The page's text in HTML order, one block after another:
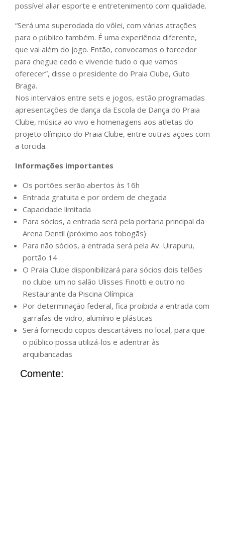
possível aliar esporte e entretenimento com qualidade.
“Será uma superodada do vôlei, com várias atrações
para o público também. É uma experiência diferente,
que vai além do jogo. Então, convocamos o torcedor
para chegue cedo e vivencie tudo o que vamos
oferecer”, disse o presidente do Praia Clube, Guto
Braga.
Nos intervalos entre sets e jogos, estão programadas
apresentações de dança da Escola de Dança do Praia
Clube, música ao vivo e homenagens aos atletas do
projeto olímpico do Praia Clube, entre outras ações com
a torcida.
Informações importantes
Os portões serão abertos às 16h
Entrada gratuita e por ordem de chegada
Capacidade limitada
Para sócios, a entrada será pela portaria principal da
Arena Dentil (próximo aos tobogãs)
Para não sócios, a entrada será pela Av. Uirapuru,
portão 14
O Praia Clube disponibilizará para sócios dois telões
no clube: um no salão Ulisses Finotti e outro no
Restaurante da Piscina Olímpica
Por determinação federal, fica proibida a entrada com
garrafas de vidro, alumínio e plásticas
Será fornecido copos descartáveis no local, para que
o público possa utilizá-los e adentrar às
arquibancadas
Comente: